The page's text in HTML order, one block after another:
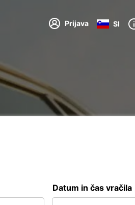
Prijava SI
Datum in čas vračila